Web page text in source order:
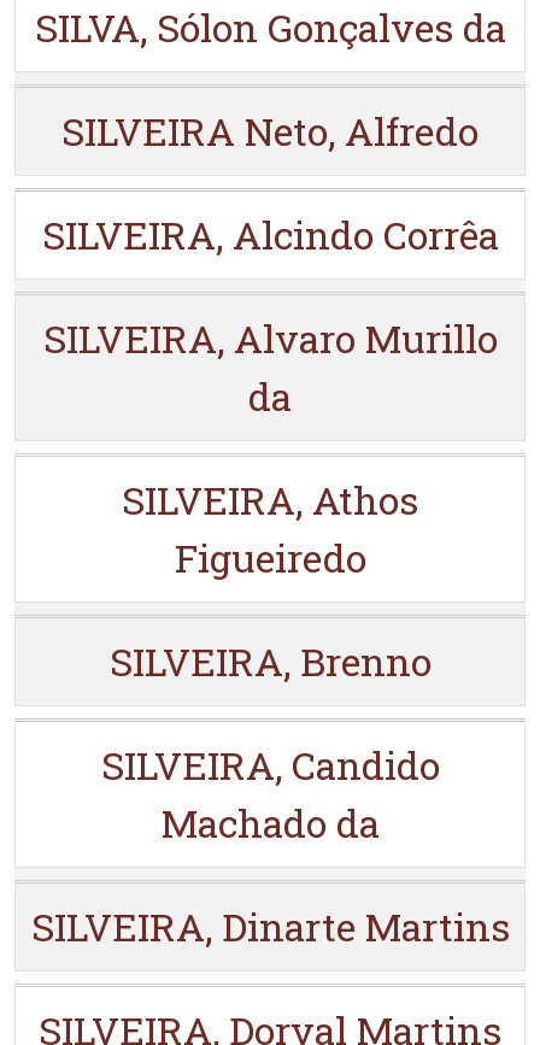
SILVA, Sólon Gonçalves da
SILVEIRA Neto, Alfredo
SILVEIRA, Alcindo Corrêa
SILVEIRA, Alvaro Murillo
da
SILVEIRA, Athos
Figueiredo
SILVEIRA, Brenno
SILVEIRA, Candido
Machado da
SILVEIRA, Dinarte Martins
SILVEIRA, Dorval Martins